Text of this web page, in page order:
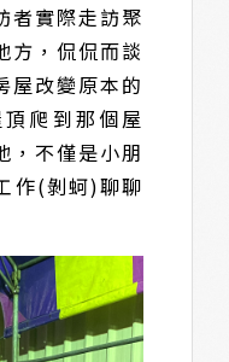
者實際走訪聚
方，侃侃而談
屋改變原本的
爬到那個屋
，不僅是小朋
作(剝蚵)聊聊